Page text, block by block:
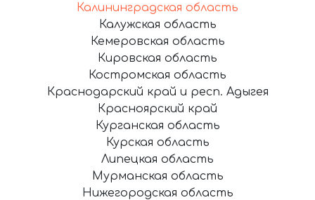
Калининградская область
Калужская область
Кемеровская область
Кировская область
Костромская область
Краснодарский край и респ. Адыгея
Красноярский край
Курганская область
Курская область
Липецкая область
Мурманская область
Нижегородская область